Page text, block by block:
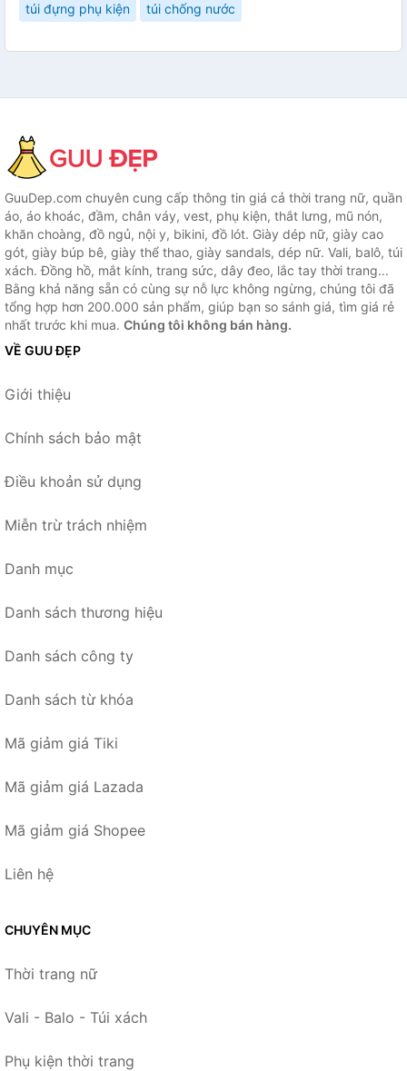
túi đựng phụ kiện túi chống nước
GuuDep.com chuyên cung cấp thông tin giá cả thời trang nữ, quần
áo, áo khoác, đầm, chân váy, vest, phụ kiện, thắt lưng, mũ nón,
khăn choàng, đồ ngủ, nội y, bikini, đồ lót. Giày dép nữ, giày cao
gót, giày búp bê, giày thể thao, giày sandals, dép nữ. Vali, balô, túi
xách. Đồng hồ, mắt kính, trang sức, dây đeo, lắc tay thời trang...
Bằng khả năng sẵn có cùng sự nỗ lực không ngừng, chúng tôi đã
tổng hợp hơn 200.000 sản phẩm, giúp bạn so sánh giá, tìm giá rẻ
nhất trước khi mua. Chúng tôi không bán hàng.
VỀ GUU ĐẸP
Giới thiệu
Chính sách bảo mật
Điều khoản sử dụng
Miễn trừ trách nhiệm
Danh mục
Danh sách thương hiệu
Danh sách công ty
Danh sách từ khóa
Mã giảm giá Tiki
Mã giảm giá Lazada
Mã giảm giá Shopee
Liên hệ
CHUYÊN MỤC
Thời trang nữ
Vali - Balo - Túi xách
Phụ kiện thời trang